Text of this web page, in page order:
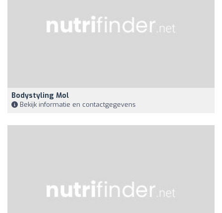
Bodystyling Mol
Bekijk informatie en contactgegevens